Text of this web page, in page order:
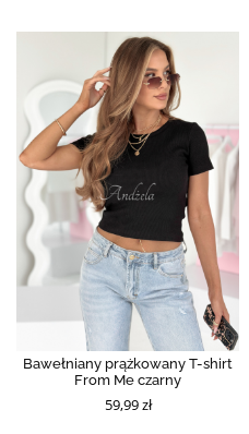
Bawełniany prążkowany T-shirt
From Me czarny
59,99 zł